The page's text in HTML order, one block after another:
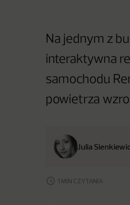
Na jednym z
interaktywna
samochodu
powietrza
Julia
1 MIN CZYTANIA